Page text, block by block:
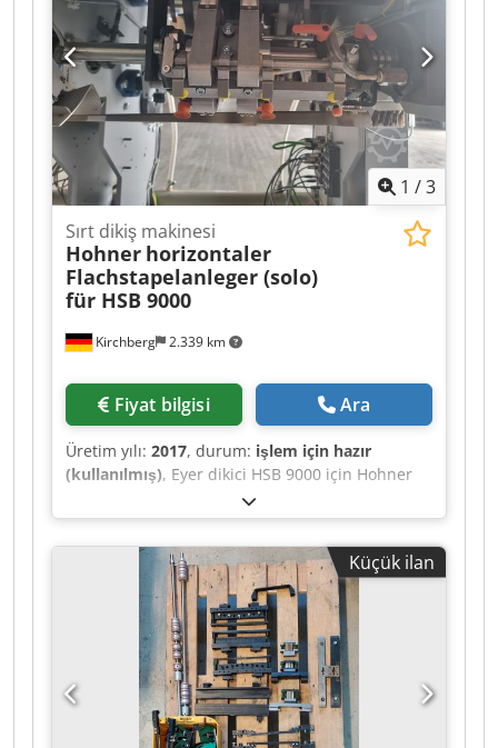
1 /3
Kirchberg 2.339 km
Sırt dikiş makinesi
Hohner horizontaler
Flachstapelanleger (solo)
für HSB 9000
Fiyat bilgisi Ara
Üretim yılı: 2017, durum: işlem için hazır
(kullanılmış), Eyer dikici HSB 9000 için Hohner
yatay düz kazık besleyici (solo) Dodpolucypsfx Ah
Isck
Küçük ilan